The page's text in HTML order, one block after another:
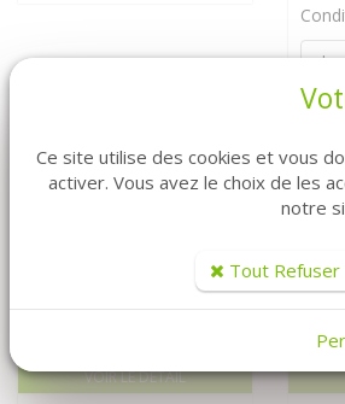
VOIR LE DÉTAIL
Ce site utilise des cookies et vous
activer. Vous avez le choix de les
notre
Tout Refuser